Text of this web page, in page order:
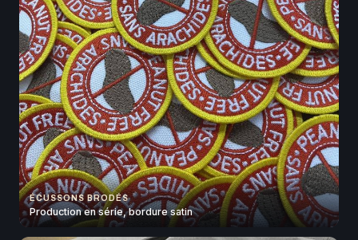
ÉCUSSONS BRODÉS
Production en série, bordure satin